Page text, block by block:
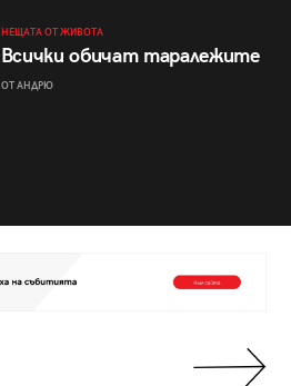
НЕЩАТА ОТ ЖИВОТА
Всички обичат таралежите
ОТ АНДРЮ